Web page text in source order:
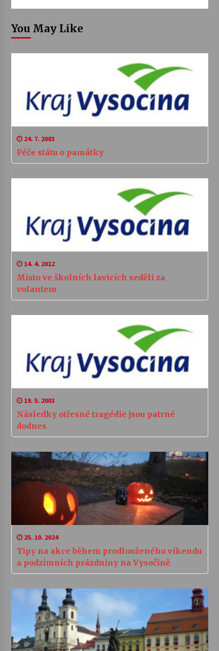
You May Like
24. 7. 2003
Péče státu o památky
14. 4. 2012
Místo ve školních lavicích seděli za
volantem
19. 5. 2003
Následky otřesné tragédie jsou patrné
dodnes
25. 10. 2024
Tipy na akce během prodlouženého víkendu
a podzimních prázdniny na Vysočině